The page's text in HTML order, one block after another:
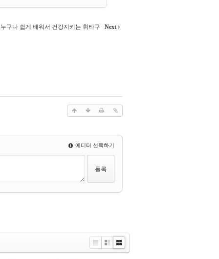
누구나 쉽게 배워서 건강지키는 휘타구 Next
에디터 선택하기
Li
Zi
G